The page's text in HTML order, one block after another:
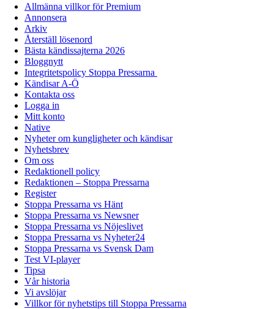
Allmänna villkor för Premium
Annonsera
Arkiv
Återställ lösenord
Bästa kändissajterna 2026
Bloggnytt
Integritetspolicy Stoppa Pressarna
Kändisar A-Ö
Kontakta oss
Logga in
Mitt konto
Native
Nyheter om kungligheter och kändisar
Nyhetsbrev
Om oss
Redaktionell policy
Redaktionen – Stoppa Pressarna
Register
Stoppa Pressarna vs Hänt
Stoppa Pressarna vs Newsner
Stoppa Pressarna vs Nöjeslivet
Stoppa Pressarna vs Nyheter24
Stoppa Pressarna vs Svensk Dam
Test VI-player
Tipsa
Vår historia
Vi avslöjar
Villkor för nyhetstips till Stoppa Pressarna